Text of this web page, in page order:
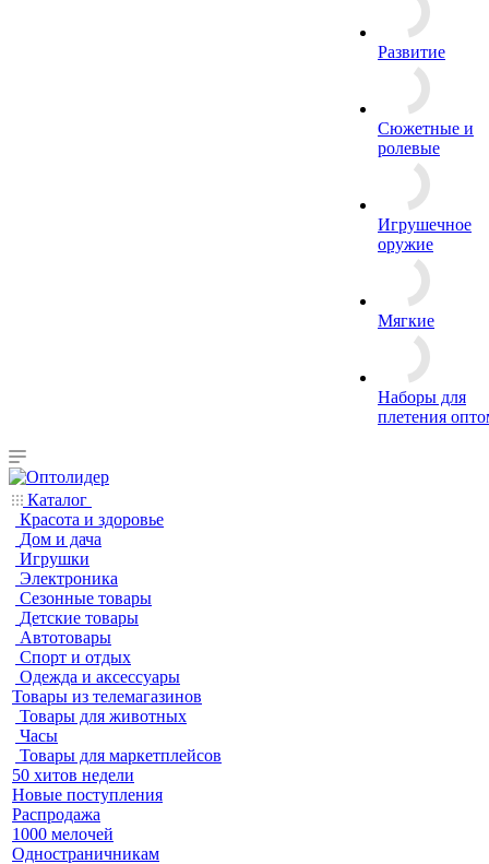
Развитие
Сюжетные и
ролевые
Игрушечное
оружие
Мягкие
Наборы для
плетения
Каталог
Красота и здоровье
Дом и дача
Игрушки
Электроника
Сезонные товары
Детские товары
Автотовары
Спорт и отдых
Одежда и аксессуары
Товары из телемагазинов
Товары для животных
Часы
Товары для маркетплейсов
50 хитов недели
Новые поступления
Распродажа
1000 мелочей
Одностраничникам